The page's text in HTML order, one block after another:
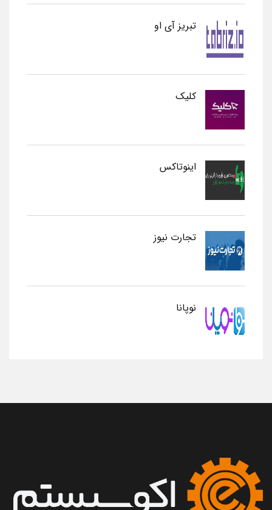
تبریز آی او
کلیک
اینوتاکس
تجارت نیوز
نوپانا